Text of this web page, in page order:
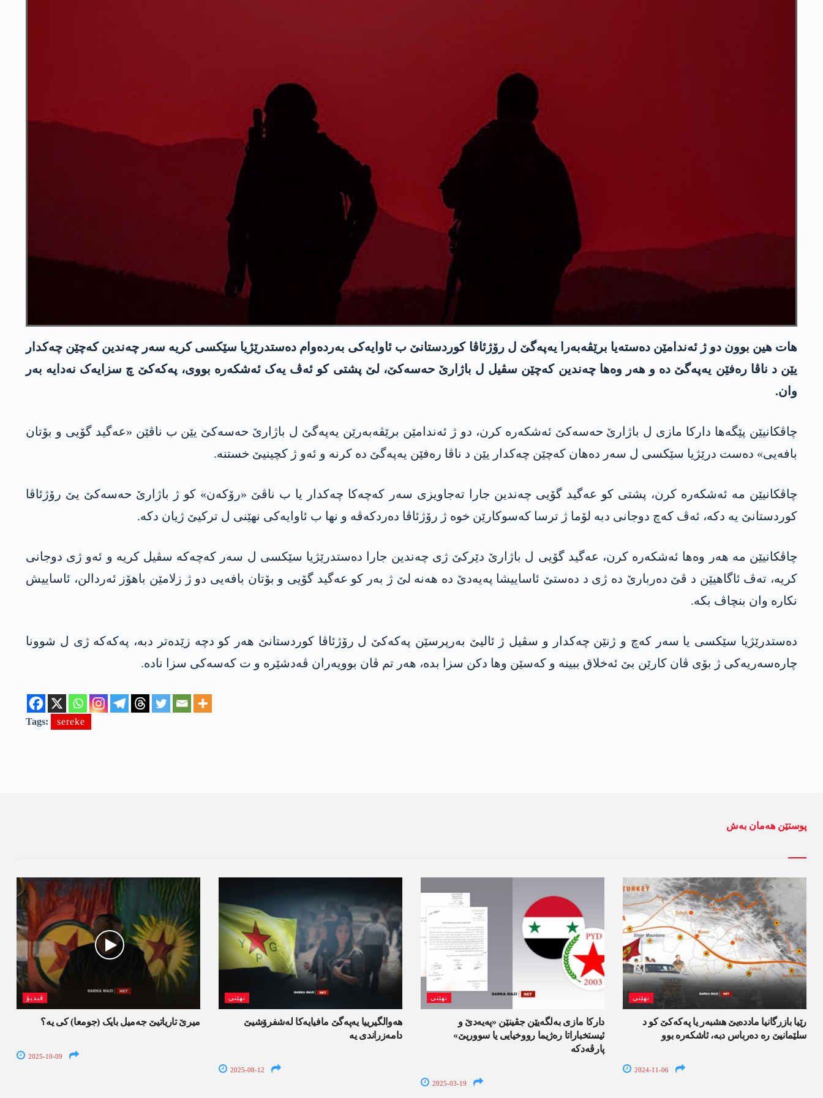
هات هین بوون دو ژ ئەندامێن دەستەیا برێڤەبەرا یەپەگێ ل رۆژئاڤا کوردستانێ ب ئاوایەکی بەردەوام دەستدرێژیا سێکسی کریە سەر چەندین کەچێن چەکدار
یێن د ناڤا رەفێن یەپەگێ دە و هەر وەها چەندین کەچێن سڤیل ل باژارێ حەسەکێ، لێ پشتی کو ئەڤ یەک ئەشکەرە بووی، پەکەکێ چ سزایەک نەدایە بەر
وان.
چاڤکانیێن پێگەها دارکا مازی ل باژارێ حەسەکێ ئەشکەرە کرن، دو ژ ئەندامێن برێڤەبەرێن یەپەگێ ل باژارێ حەسەکێ یێن ب ناڤێن «عەگید گۆیی و بۆتان
بافەیی» دەست درێژیا سێکسی ل سەر دەهان کەچێن چەکدار یێن د ناڤا رەفێن یەپەگێ دە کرنە و ئەو ژ کچینیێ خستنە.
چاڤکانیێن مە ئەشکەرە کرن، پشتی کو عەگید گۆیی چەندین جارا تەجاویزی سەر کەچەکا چەکدار یا ب ناڤێ «رۆکەن» کو ژ باژارێ حەسەکێ یێ رۆژئاڤا
کوردستانێ یە دکە، ئەڤ کەچ دوجانی دبە لۆما ژ ترسا کەسوکارێن خوە ژ رۆژئاڤا دەردکەڤە و نها ب ئاوایەکی نهێنی ل ترکیێ ژیان دکە.
چاڤکانیێن مە هەر وەها ئەشکەرە کرن، عەگید گۆیی ل باژارێ دێرکێ ژی چەندین جارا دەستدرێژیا سێکسی ل سەر کەچەکە سڤیل کریە و ئەو ژی دوجانی
کریە، تەڤ ئاگاهیێن د ڤێ دەربارێ دە ژی د دەستێ ئاساییشا پەیەدێ دە هەنە لێ ژ بەر کو عەگید گۆیی و بۆتان بافەیی دو ژ زلامێن باهۆز ئەردالن، ئاساییش
نکارە وان بنچاڤ بکە.
دەستدرێژیا سێکسی یا سەر کەچ و ژنێن چەکدار و سڤیل ژ ئالیێ بەرپرسێن پەکەکێ ل رۆژئاڤا کوردستانێ هەر کو دچە زێدەتر دبە، پەکەکە ژی ل شوونا
چارەسەریەکی ژ بۆی ڤان کارێن بێ ئەخلاق ببینە و کەسێن وها دکن سزا بدە، هەر تم ڤان بوویەران ڤەدشێرە و ت کەسەکی سزا نادە.
Tags: sereke
پوستێن ھەمان بەش
ڤیدیۆ
میرێ تاریاتیێ جەمیل بایک (جومعا) کی یە؟
2025-10-09
نھێنی
هه‌والگیرییا یه‌په‌گێ مافیایه‌كا له‌شفرۆشیێ
دامه‌زراندی یه‌
2025-08-12
نھێنی
داركا مازی به‌لگه‌یێن جڤینێن «په‌یه‌دێ و
ئیستخباراتا ره‌ژیما رووخیایی یا سووریێ»
پارڤه‌دكه
2025-03-19
نھێنی
رێیا بازرگانیا مادده‌یێ هشبه‌ر یا په‌كه‌كێ كو د
سلێمانیێ ره‌ ده‌رباس دبه‌، ئاشكه‌ره‌ بوو
2024-11-06